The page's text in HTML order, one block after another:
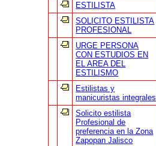
ESTILISTA
SOLICITO ESTILISTA
PROFESIONAL
URGE PERSONA
CON ESTUDIOS EN
EL AREA DEL
ESTILISMO
Estilistas y
manicuristas integrales
Solicito estilista
Profesional de
preferencia en la Zona
Zapopan Jalisco